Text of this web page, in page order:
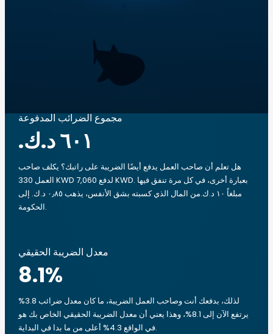
مجموع الضرائب المدفوعة
هل تعلم أن صاحب العمل يدفع أيضًا الضريبة على راتبك؟ يكلف صاحب
العمل 330 KWD لدفع 7,060 KWD. بعبارة أخرى، في كل مرة تنفق فيها
مبلغاً ‏١٠ د.ك.‏من المال الذي كسبته بشق الأنفس، يذهب ‏٠٫٨٥ د.ك.‏ إلى
الحكومة.
معدل الضريبة الحقيقي
8.1%
لذلك، بدفعك أنت وصاحب العمل الضريبة، ما كان معدل ضرائب 3.8%
يرتفع الآن إلى 8.1%، وهذا يعني أن معدل الضريبة الحقيقي الخاص بك هو
في الواقع 4.3% أعلى من ما بدا في البداية.